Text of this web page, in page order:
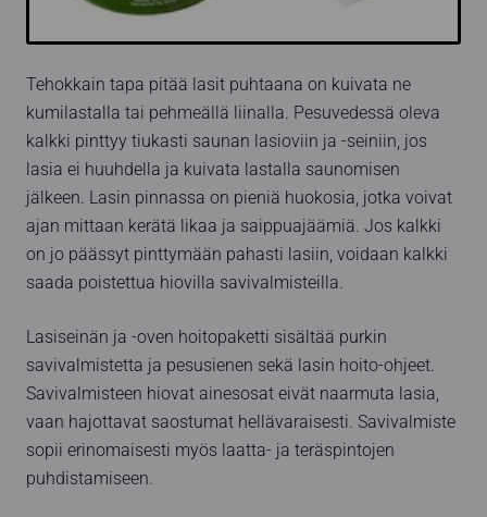
Tehokkain tapa pitää lasit puhtaana on kuivata ne
kumilastalla tai pehmeällä liinalla. Pesuvedessä oleva
kalkki pinttyy tiukasti saunan lasioviin ja -seiniin, jos
lasia ei huuhdella ja kuivata lastalla saunomisen
jälkeen. Lasin pinnassa on pieniä huokosia, jotka voivat
ajan mittaan kerätä likaa ja saippuajäämiä. Jos kalkki
on jo päässyt pinttymään pahasti lasiin, voidaan kalkki
saada poistettua hiovilla savivalmisteilla.
Lasiseinän ja -oven hoitopaketti sisältää purkin
savivalmistetta ja pesusienen sekä lasin hoito-ohjeet.
Savivalmisteen hiovat ainesosat eivät naarmuta lasia,
vaan hajottavat saostumat hellävaraisesti. Savivalmiste
sopii erinomaisesti myös laatta- ja teräspintojen
puhdistamiseen.